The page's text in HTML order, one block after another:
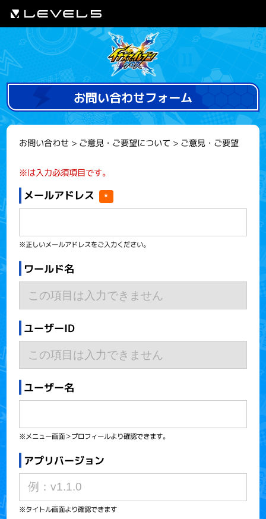
お問い合わせフォーム
お問い合わせ > ご意見・ご要望について > ご意見・ご要望
※は入力必須項目です。
メールアドレス *
※正しいメールアドレスをご入力ください。
ワールド名
ユーザーID
ユーザー名
※メニュー画面＞プロフィールより確認できます。
アプリバージョン
※タイトル画面より確認できます